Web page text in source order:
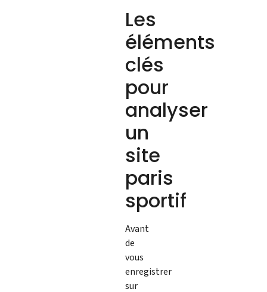
Les
éléments
clés
pour
analyser
un
site
paris
sportif
Avant
de
vous
enregistrer
sur